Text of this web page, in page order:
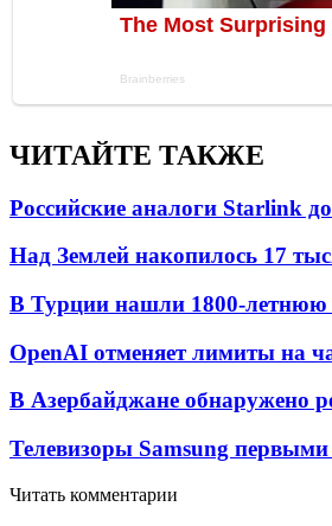
ЧИТАЙТЕ ТАКЖЕ
Российские аналоги Starlink
Над Землей накопилось 17
В Турции нашли 1800-летнюю
OpenAI отменяет лимиты на
В Азербайджане обнаружено
Телевизоры Samsung
Читать комментарии